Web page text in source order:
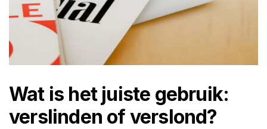
Wat is het juiste gebruik:
verslinden of verslond?